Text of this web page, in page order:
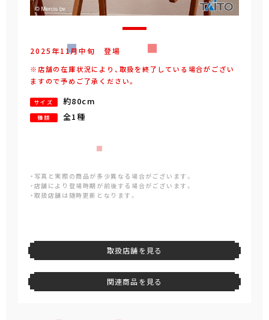
2025年11月中旬 登場
※店舗の在庫状況により、取扱を終了している場合がござい
ますので予めご了承ください。
サイズ 約80cm
種類 全1種
・写真と実際の商品が多少異なる場合がございます。
・店舗により登場時期が前後する場合がございます。
・取扱店舗は随時更新となります。
取扱店舗を見る
関連商品を見る